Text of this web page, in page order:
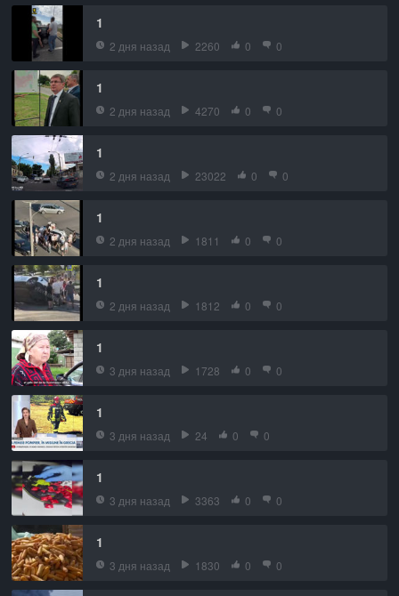
1
2 дня назад 2260 0 0
1
2 дня назад 4270 0 0
1
2 дня назад 23022 0 0
1
2 дня назад 1811 0 0
1
2 дня назад 1812 0 0
1
3 дня назад 1728 0 0
1
3 дня назад 24 0 0
1
3 дня назад 3363 0 0
1
3 дня назад 1830 0 0